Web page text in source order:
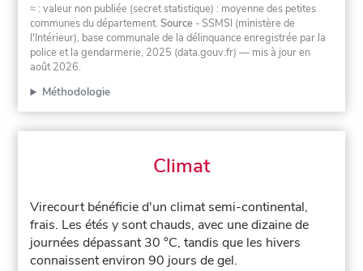
≈ : valeur non publiée (secret statistique) : moyenne des petites
communes du département.Source - SSMSI (ministère de
l'Intérieur), base communale de la délinquance enregistrée par la
police et la gendarmerie, 2025 (data.gouv.fr) — mis à jour en
août 2026.
Méthodologie
Climat
Virecourt bénéficie d'un climat semi-continental,
frais. Les étés y sont chauds, avec une dizaine de
journées dépassant 30 °C, tandis que les hivers
connaissent environ 90 jours de gel.